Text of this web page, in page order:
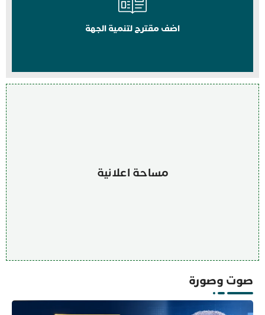
اضف مقترح لتنمية الجهة
مساحة اعلانية
صوت وصورة